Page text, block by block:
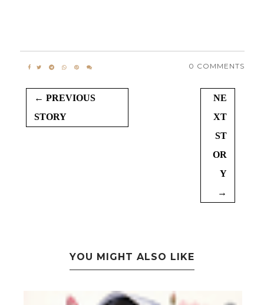
0 COMMENTS
← PREVIOUS
STORY
NE
XT
ST
OR
Y
→
YOU MIGHT ALSO LIKE